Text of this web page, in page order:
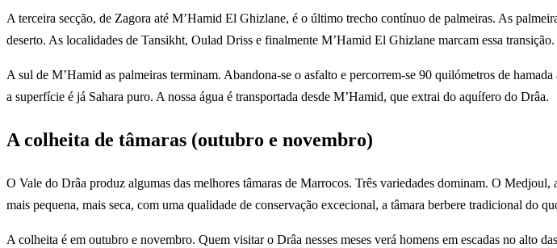
A terceira secção, de Zagora até M’Hamid El Ghizlane, é o último trecho contínuo de palmeiras. As
deserto. As localidades de Tansikht, Oulad Driss e finalmente M’Hamid El Ghizlane marcam essa transição.
A sul de M’Hamid as palmeiras terminam. Abandona-se o asfalto e percorrem-se 90 quilómetros de
a superfície é já Sahara puro. A nossa água é transportada desde M’Hamid, que extrai do aquífero do Drâa.
A colheita de tâmaras (outubro e novembro)
O Vale do Drâa produz algumas das melhores tâmaras de Marrocos. Três variedades dominam. O
mais pequena, mais seca, com uma qualidade de conservação excecional, a tâmara berbere tradicional
A colheita é em outubro e novembro. Quem visitar o Drâa nesses meses verá homens em escadas no alto